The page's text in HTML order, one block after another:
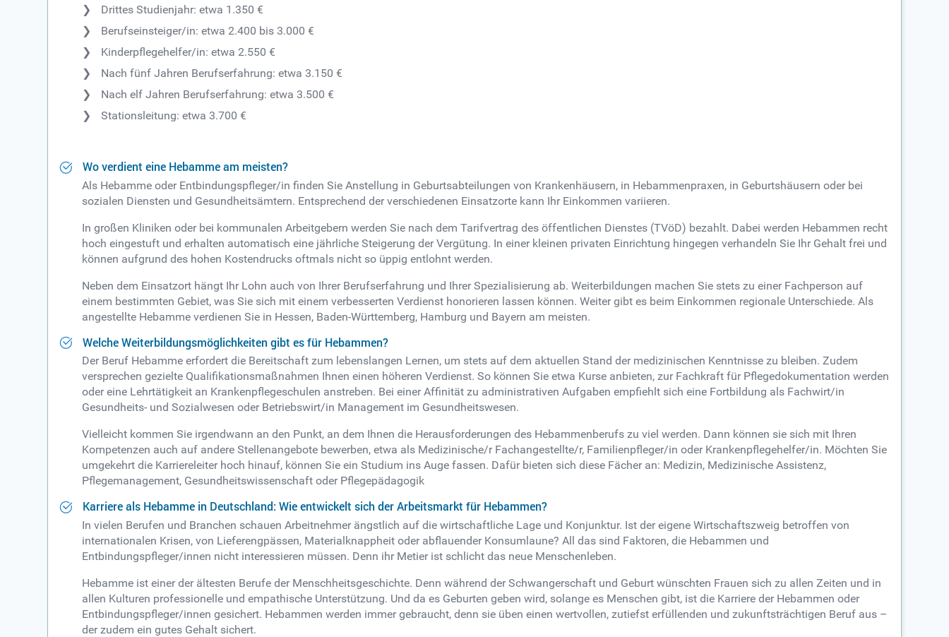
Drittes Studienjahr: etwa 1.350 €
Berufseinsteiger/in: etwa 2.400 bis 3.000 €
Kinderpflegehelfer/in: etwa 2.550 €
Nach fünf Jahren Berufserfahrung: etwa 3.150 €
Nach elf Jahren Berufserfahrung: etwa 3.500 €
Stationsleitung: etwa 3.700 €
Wo verdient eine Hebamme am meisten?
Als Hebamme oder Entbindungspfleger/in finden Sie Anstellung in Geburtsabteilungen von Krankenhäusern, in Hebammenpraxen, in Geburtshäusern oder bei
sozialen Diensten und Gesundheitsämtern. Entsprechend der verschiedenen Einsatzorte kann Ihr Einkommen variieren.
In großen Kliniken oder bei kommunalen Arbeitgebern werden Sie nach dem Tarifvertrag des öffentlichen Dienstes (TVöD) bezahlt. Dabei werden Hebammen recht
hoch eingestuft und erhalten automatisch eine jährliche Steigerung der Vergütung. In einer kleinen privaten Einrichtung hingegen verhandeln Sie Ihr Gehalt frei und
können aufgrund des hohen Kostendrucks oftmals nicht so üppig entlohnt werden.
Neben dem Einsatzort hängt Ihr Lohn auch von Ihrer Berufserfahrung und Ihrer Spezialisierung ab. Weiterbildungen machen Sie stets zu einer Fachperson auf
einem bestimmten Gebiet, was Sie sich mit einem verbesserten Verdienst honorieren lassen können. Weiter gibt es beim Einkommen regionale Unterschiede. Als
angestellte Hebamme verdienen Sie in Hessen, Baden-Württemberg, Hamburg und Bayern am meisten.
Welche Weiterbildungsmöglichkeiten gibt es für Hebammen?
Der Beruf Hebamme erfordert die Bereitschaft zum lebenslangen Lernen, um stets auf dem aktuellen Stand der medizinischen Kenntnisse zu bleiben. Zudem
versprechen gezielte Qualifikationsmaßnahmen Ihnen einen höheren Verdienst. So können Sie etwa Kurse anbieten, zur Fachkraft für Pflegedokumentation werden
oder eine Lehrtätigkeit an Krankenpflegeschulen anstreben. Bei einer Affinität zu administrativen Aufgaben empfiehlt sich eine Fortbildung als Fachwirt/in
Gesundheits- und Sozialwesen oder Betriebswirt/in Management im Gesundheitswesen.
Vielleicht kommen Sie irgendwann an den Punkt, an dem Ihnen die Herausforderungen des Hebammenberufs zu viel werden. Dann können sie sich mit Ihren
Kompetenzen auch auf andere Stellenangebote bewerben, etwa als Medizinische/r Fachangestellte/r, Familienpfleger/in oder Krankenpflegehelfer/in. Möchten Sie
umgekehrt die Karriereleiter hoch hinauf, können Sie ein Studium ins Auge fassen. Dafür bieten sich diese Fächer an: Medizin, Medizinische Assistenz,
Pflegemanagement, Gesundheitswissenschaft oder Pflegepädagogik
Karriere als Hebamme in Deutschland: Wie entwickelt sich der Arbeitsmarkt für Hebammen?
In vielen Berufen und Branchen schauen Arbeitnehmer ängstlich auf die wirtschaftliche Lage und Konjunktur. Ist der eigene Wirtschaftszweig betroffen von
internationalen Krisen, von Lieferengpässen, Materialknappheit oder abflauender Konsumlaune? All das sind Faktoren, die Hebammen und
Entbindungspfleger/innen nicht interessieren müssen. Denn ihr Metier ist schlicht das neue Menschenleben.
Hebamme ist einer der ältesten Berufe der Menschheitsgeschichte. Denn während der Schwangerschaft und Geburt wünschten Frauen sich zu allen Zeiten und in
allen Kulturen professionelle und empathische Unterstützung. Und da es Geburten geben wird, solange es Menschen gibt, ist die Karriere der Hebammen oder
Entbindungspfleger/innen gesichert. Hebammen werden immer gebraucht, denn sie üben einen wertvollen, zutiefst erfüllenden und zukunftsträchtigen Beruf aus –
der zudem ein gutes Gehalt sichert.